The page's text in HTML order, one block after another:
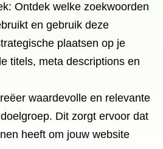
Ontdek welke zoekwoorden
en gebruik deze
plaatsen op je
titels, meta descriptions en
waardevolle en relevante
Dit zorgt ervoor dat
heeft om jouw website